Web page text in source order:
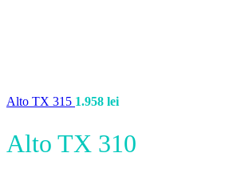
Alto TX 315 1.958 lei
Alto TX 310